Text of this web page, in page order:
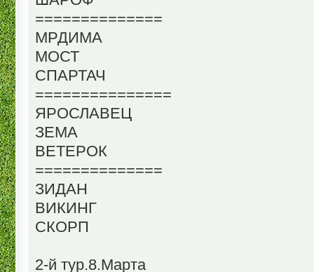
==============
МРДИМА
МОСТ
СПАРТАЧ
===============
ЯРОСЛАВЕЦ
ЗЕМА
ВЕТЕРОК
==============
ЗИДАН
ВИКИНГ
СКОРП
2-й тур.8.Марта